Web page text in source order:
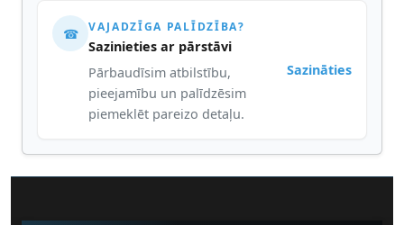
☎ VAJADZĪGA PALĪDZĪBA?
Sazinieties ar pārstāvi
Pārbaudīsim atbilstību,
pieejamību un palīdzēsim
piemeklēt pareizo detaļu.
Sazināties